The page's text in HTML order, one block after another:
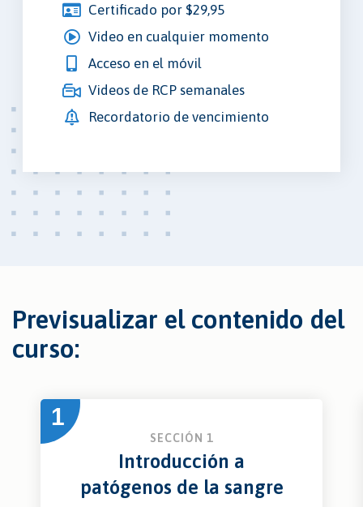
Certificado por $29,95
Video en cualquier momento
Acceso en el móvil
Videos de RCP semanales
Recordatorio de vencimiento
Previsualizar el contenido del
curso:
1
SECCIÓN 1
Introducción a
patógenos de la sangre